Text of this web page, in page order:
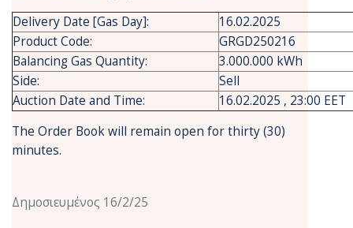
Delivery Date [Gas Day]:
16.02.2025
Product Code:
GRGD250216
Balancing Gas Quantity:
3.000.000 kWh
Side:
Sell
Auction Date and Time:
16.02.2025 , 23:00 EET
The Order Book will remain open for thirty (30)
minutes.
Δημοσιευμένος 16/2/25